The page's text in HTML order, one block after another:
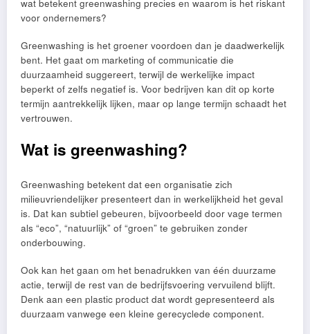
wat betekent greenwashing precies en waarom is het riskant
voor ondernemers?
Greenwashing is het groener voordoen dan je daadwerkelijk
bent. Het gaat om marketing of communicatie die
duurzaamheid suggereert, terwijl de werkelijke impact
beperkt of zelfs negatief is. Voor bedrijven kan dit op korte
termijn aantrekkelijk lijken, maar op lange termijn schaadt het
vertrouwen.
Wat is greenwashing?
Greenwashing betekent dat een organisatie zich
milieuvriendelijker presenteert dan in werkelijkheid het geval
is. Dat kan subtiel gebeuren, bijvoorbeeld door vage termen
als “eco”, “natuurlijk” of “groen” te gebruiken zonder
onderbouwing.
Ook kan het gaan om het benadrukken van één duurzame
actie, terwijl de rest van de bedrijfsvoering vervuilend blijft.
Denk aan een plastic product dat wordt gepresenteerd als
duurzaam vanwege een kleine gerecyclede component.